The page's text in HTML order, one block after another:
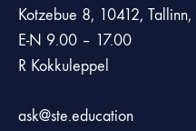
Kotzebue 8, 10412, Tallinn,
E-N 9.00 – 17.00
R Kokkuleppel
ask@ste.education